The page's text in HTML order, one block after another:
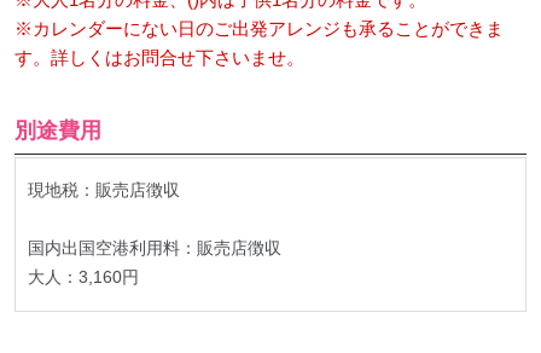
※カレンダーにない日のご出発アレンジも承ることができま
す。詳しくはお問合せ下さいませ。
別途費用
現地税：販売店徴収
国内出国空港利用料：販売店徴収
大人：3,160円